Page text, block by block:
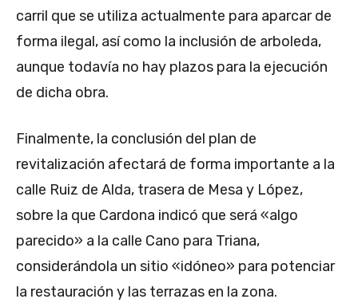
carril que se utiliza actualmente para aparcar de
forma ilegal, así como la inclusión de arboleda,
aunque todavía no hay plazos para la ejecución
de dicha obra.
Finalmente, la conclusión del plan de
revitalización afectará de forma importante a la
calle Ruiz de Alda, trasera de Mesa y López,
sobre la que Cardona indicó que será «algo
parecido» a la calle Cano para Triana,
considerándola un sitio «idóneo» para potenciar
la restauración y las terrazas en la zona.